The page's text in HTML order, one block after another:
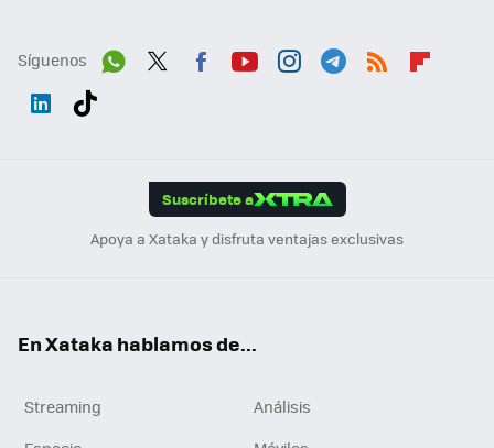
Síguenos
Suscríbete a
Apoya a Xataka y disfruta ventajas exclusivas
En Xataka hablamos de...
Streaming
Análisis